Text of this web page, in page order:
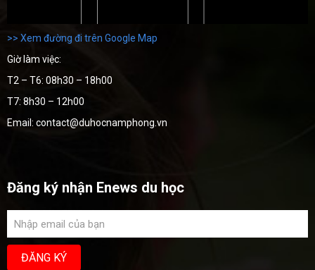
>> Xem đường đi trên Google Map
Giờ làm việc:
T2 – T6: 08h30 – 18h00
T7: 8h30 – 12h00
Email: contact@duhocnamphong.vn
Đăng ký nhận Enews du học